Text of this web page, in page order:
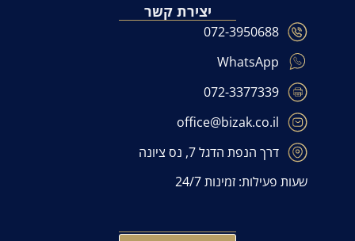
יצירת קשר
072-3950688
WhatsApp
072-3377339
office@bizak.co.il
דרך הנפת הדגל 7, נס ציונה
שעות פעילות: זמינות 24/7